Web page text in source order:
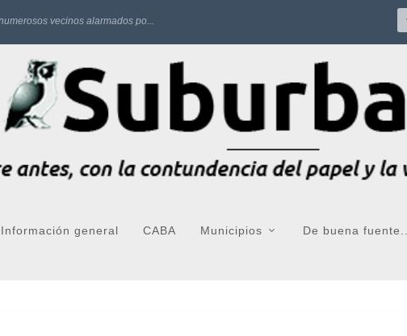
vecinos alarmados po...
Información general CABA Municipios De buena fuente...